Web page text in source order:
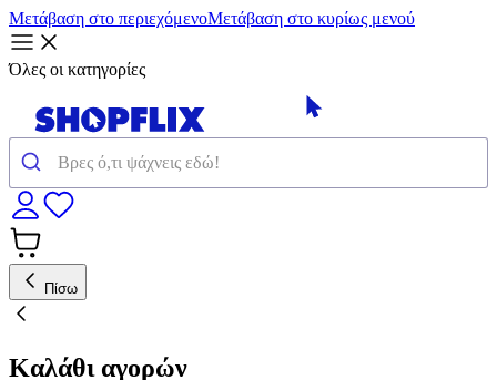
Μετάβαση στο περιεχόμενοΜετάβαση στο κυρίως μενού
Όλες οι κατηγορίες
Πίσω
Καλάθι αγορών